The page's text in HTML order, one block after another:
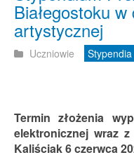
Białegostoku
artystycznej
Uczniowie Stypendia
Termin złożenia
elektronicznej wraz
Kaliściak 6 czerwca